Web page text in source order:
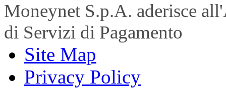
Moneynet S.p.A. aderisce
di Servizi di Pagamento
Site Map
Privacy Policy